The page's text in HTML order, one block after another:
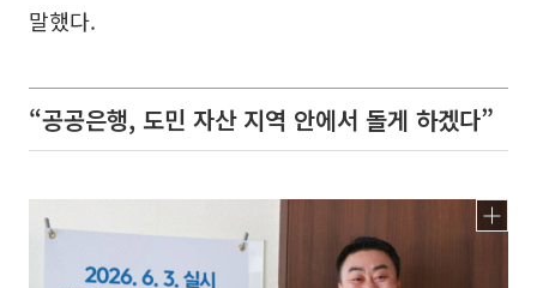
말했다.
“공공은행, 도민 자산 지역 안에서 돌게 하겠다”